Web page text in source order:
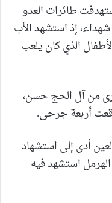
طائرات العدو
شهداء، إذ استشهد الأب
الذي كان يلعب
من آل الحج حسن،
أدى إلى استشهاد
استشهد فيه